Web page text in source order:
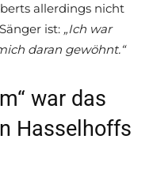
allerdings nicht
ist: „Ich war
daran gewöhnt.“
war das
Hasselhoffs